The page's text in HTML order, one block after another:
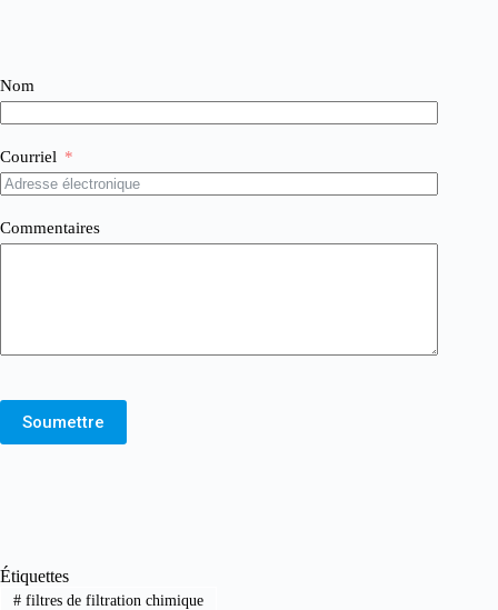
Nom
Courriel
Commentaires
Soumettre
Étiquettes
#filtres de filtration chimique